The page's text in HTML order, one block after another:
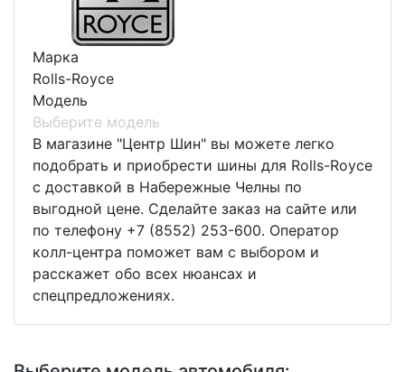
Марка
Rolls-Royce
Модель
Выберите модель
В магазине "Центр Шин" вы можете легко
подобрать и приобрести шины для Rolls-Royce
с доставкой в Набережные Челны по
выгодной цене. Сделайте заказ на сайте или
по телефону +7 (8552) 253-600. Оператор
колл-центра поможет вам с выбором и
расскажет обо всех нюансах и
спецпредложениях.